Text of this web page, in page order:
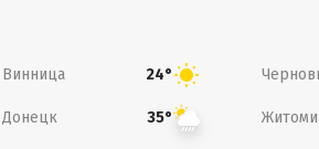
Винница 24°
Донецк 35°